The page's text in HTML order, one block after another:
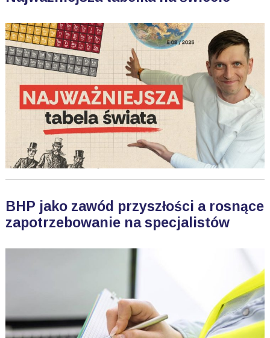
BHP jako zawód przyszłości a rosnące
zapotrzebowanie na specjalistów